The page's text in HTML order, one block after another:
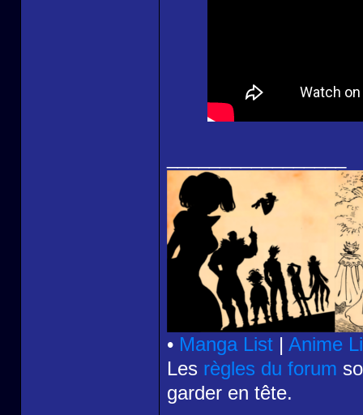
• Manga List | Anime
Les règles du forum
garder en tête.